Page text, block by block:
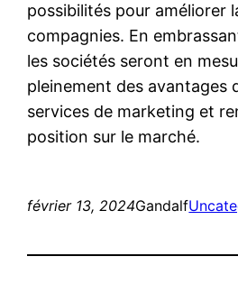
possibilités pour améliorer
compagnies. En
les sociétés seront en
pleinement des avantages
services de marketing et
position sur le marché.
février 13, 2024Gandalf